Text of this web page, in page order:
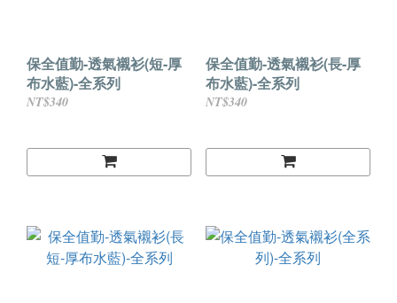
保全值勤-透氣襯衫(短-厚
布水藍)-全系列
NT$340
保全值勤-透氣襯衫(長-厚
布水藍)-全系列
NT$340